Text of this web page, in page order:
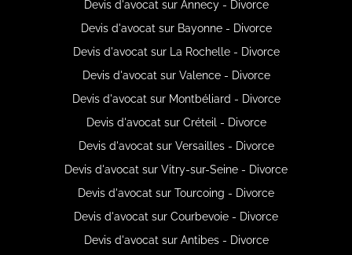
Devis d'avocat sur Annecy - Divorce
Devis d'avocat sur Bayonne - Divorce
Devis d'avocat sur La Rochelle - Divorce
Devis d'avocat sur Valence - Divorce
Devis d'avocat sur Montbéliard - Divorce
Devis d'avocat sur Créteil - Divorce
Devis d'avocat sur Versailles - Divorce
Devis d'avocat sur Vitry-sur-Seine - Divorce
Devis d'avocat sur Tourcoing - Divorce
Devis d'avocat sur Courbevoie - Divorce
Devis d'avocat sur Antibes - Divorce